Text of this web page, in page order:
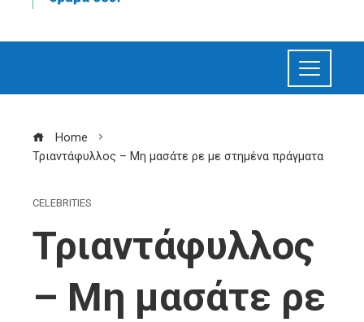
Home
Τριαντάφυλλος – Μη μασάτε ρε με στημένα πράγματα
CELEBRITIES
Τριαντάφυλλος
– Μη μασάτε ρε